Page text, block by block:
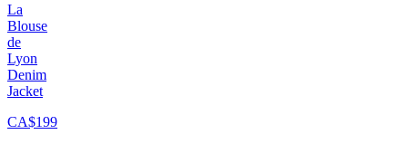
La
Blouse
de
Lyon
Denim
Jacket
CA$199